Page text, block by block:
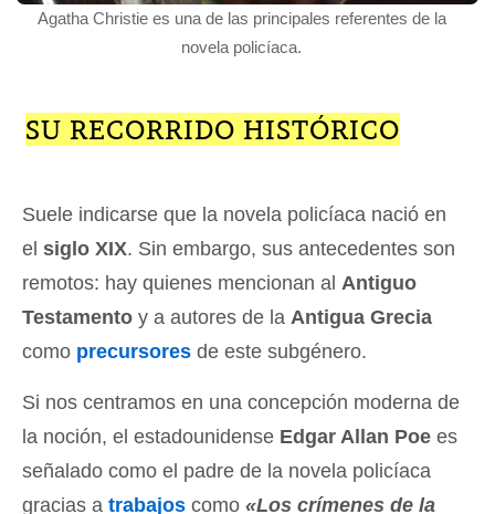
Agatha Christie es una de las principales referentes de la
novela policíaca.
SU RECORRIDO HISTÓRICO
Suele indicarse que la novela policíaca nació en
el siglo XIX. Sin embargo, sus antecedentes son
remotos: hay quienes mencionan al Antiguo
Testamento y a autores de la Antigua Grecia
como precursores de este subgénero.
Si nos centramos en una concepción moderna de
la noción, el estadounidense Edgar Allan Poe es
señalado como el padre de la novela policíaca
gracias a trabajos como «Los crímenes de la